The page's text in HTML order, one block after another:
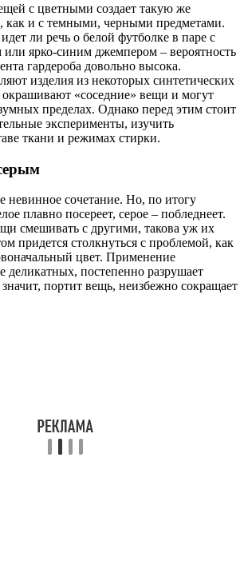
с цветными создает такую же
как и с темными, черными предметами.
ли речь о белой футболке в паре с
ярко-синим джемпером – вероятность
гардероба довольно высока.
изделия из некоторых синтетических
«соседние» вещи и могут
пределах. Однако перед этим стоит
эксперименты, изучить
ткани и режимах стирки.
невинное сочетание. Но, по итогу
плавно посереет, серое – побледнеет.
смешивать с другими, такова уж их
придется столкнуться с проблемой, как
цвет. Применение
деликатных, постепенно разрушает
портит вещь, неизбежно сокращает